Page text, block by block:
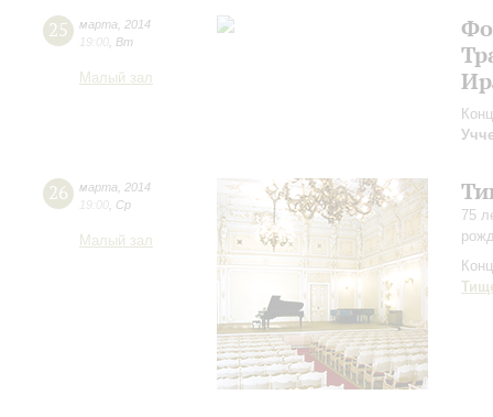
25 марта
2014
19:00 Вт
Малый зал
26 марта
2014
19:00 Ср
Малый зал
75